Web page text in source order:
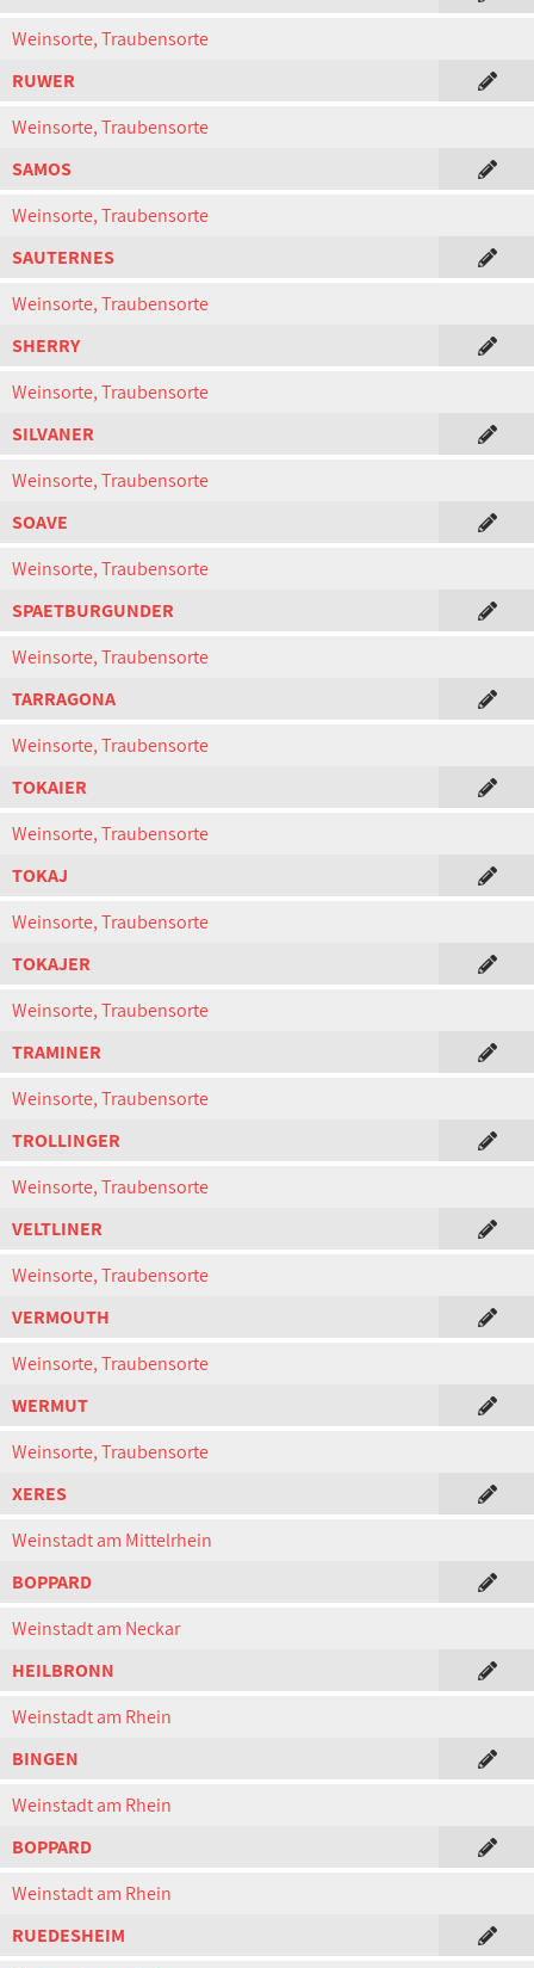
Weinsorte, Traubensorte
RUWER
Weinsorte, Traubensorte
SAMOS
Weinsorte, Traubensorte
SAUTERNES
Weinsorte, Traubensorte
SHERRY
Weinsorte, Traubensorte
SILVANER
Weinsorte, Traubensorte
SOAVE
Weinsorte, Traubensorte
SPAETBURGUNDER
Weinsorte, Traubensorte
TARRAGONA
Weinsorte, Traubensorte
TOKAIER
Weinsorte, Traubensorte
TOKAJ
Weinsorte, Traubensorte
TOKAJER
Weinsorte, Traubensorte
TRAMINER
Weinsorte, Traubensorte
TROLLINGER
Weinsorte, Traubensorte
VELTLINER
Weinsorte, Traubensorte
VERMOUTH
Weinsorte, Traubensorte
WERMUT
Weinsorte, Traubensorte
XERES
Weinstadt am Mittelrhein
BOPPARD
Weinstadt am Neckar
HEILBRONN
Weinstadt am Rhein
BINGEN
Weinstadt am Rhein
BOPPARD
Weinstadt am Rhein
RUEDESHEIM